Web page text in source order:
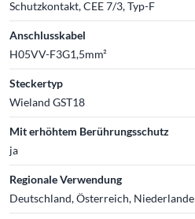
Schutzkontakt, CEE 7/3, Typ-F
Anschlusskabel
H05VV-F3G1,5mm²
Steckertyp
Wieland GST18
Mit erhöhtem Berührungsschutz
ja
Regionale Verwendung
Deutschland, Österreich, Niederlande